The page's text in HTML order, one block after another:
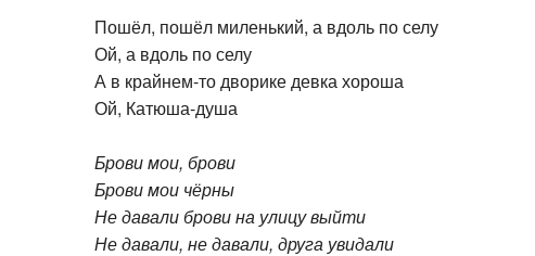
Пошёл, пошёл миленький, а вдоль по селу
Ой, а вдоль по селу
А в крайнем-то дворике девка хороша
Ой, Катюша-душа
Брови мои, брови
Брови мои чёрны
Не давали брови на улицу выйти
Не давали, не давали, друга увидали